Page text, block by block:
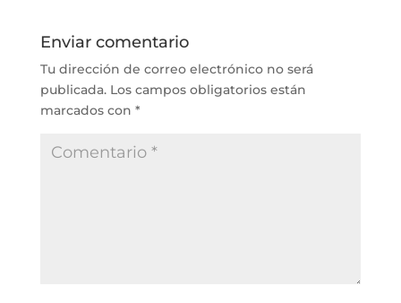
Enviar comentario
Tu dirección de correo electrónico no será
publicada. Los campos obligatorios están
marcados con *